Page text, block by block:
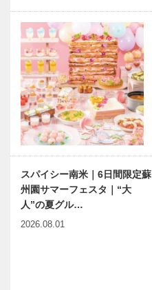
スパイシー南米｜6日間限定蘇
州園サマーフェスタ｜“大
人”の夏グル…
2026.08.01